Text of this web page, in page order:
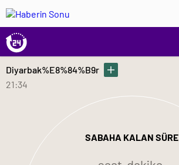
Diyarbak%E8%84%B9r
21:34
SABAHA KALAN SÜRE